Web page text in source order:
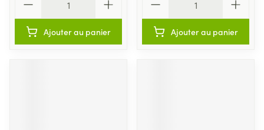
Ajouter au panier Ajouter au panier